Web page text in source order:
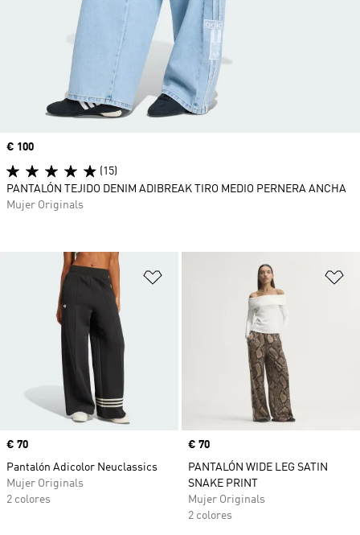
Añadir a la lista de deseos
Precio
€ 70
Pantalón Adicolor Neuclassics
Mujer Originals
2 colores
Precio
€ 70
PANTALÓN WIDE LEG SATIN
SNAKE PRINT
Mujer Originals
2 colores
Precio
€ 100
(15)
PANTALÓN TEJIDO DENIM ADIBREAK TIRO MEDIO PERNERA ANCHA
Mujer Originals